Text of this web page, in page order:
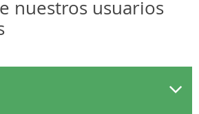
nuestros usuarios